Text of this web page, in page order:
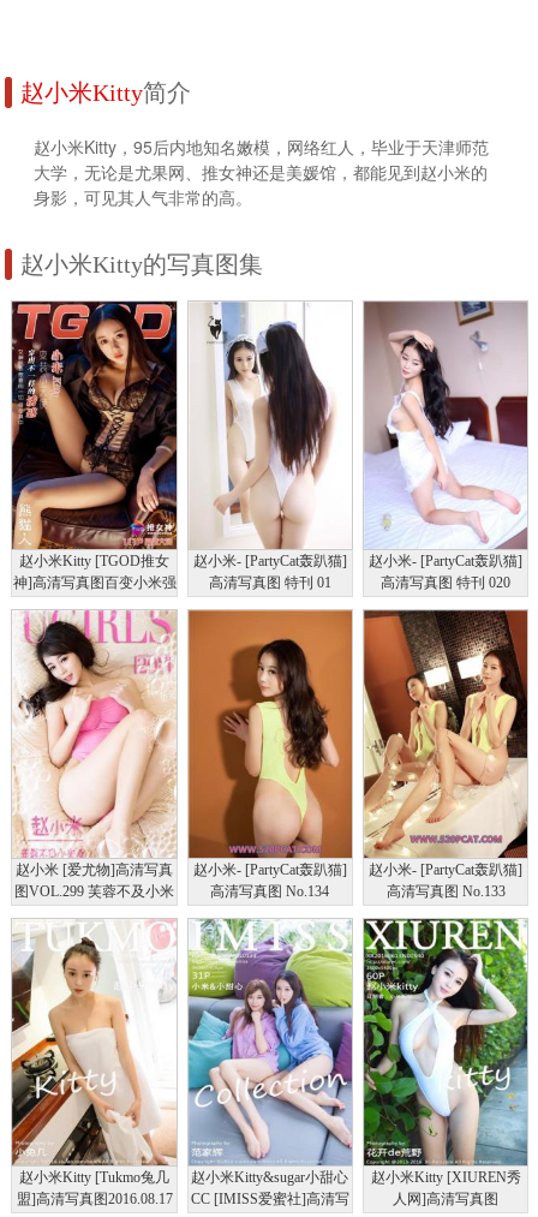
赵小米Kitty简介
赵小米Kitty，95后内地知名嫩模，网络红人，毕业于天津师范
大学，无论是尤果网、推女神还是美媛馆，都能见到赵小米的
身影，可见其人气非常的高。
赵小米Kitty的写真图集
赵小米Kitty [TGOD推女
神]高清写真图百变小米强
赵小米- [PartyCat轰趴猫]
高清写真图 特刊 01
赵小米- [PartyCat轰趴猫]
高清写真图 特刊 020
赵小米 [爱尤物]高清写真
图VOL.299 芙蓉不及小米
赵小米- [PartyCat轰趴猫]
高清写真图 No.134
赵小米- [PartyCat轰趴猫]
高清写真图 No.133
赵小米Kitty [Tukmo兔几
盟]高清写真图2016.08.17
赵小米Kitty&sugar小甜心
CC [IMISS爱蜜社]高清写
赵小米Kitty [XIUREN秀
人网]高清写真图